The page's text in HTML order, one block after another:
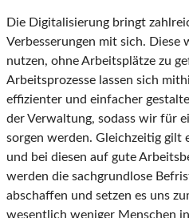
Die Digitalisierung bringt
Verbesserungen mit sich.
nutzen, ohne Arbeitsplätze zu
Arbeitsprozesse lassen sich
effizienter und einfacher
der Verwaltung, sodass wir für
sorgen werden. Gleichzeitig gilt
und bei diesen auf gute
werden die sachgrundlose
abschaffen und setzen es uns
wesentlich weniger Menschen